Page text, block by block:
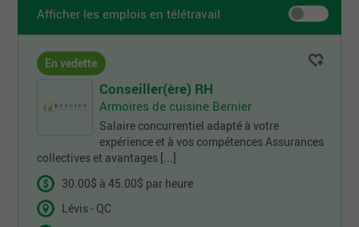
Afficher les emplois en télétravail
En vedette
Conseiller(ère) RH
Armoires de cuisine Bernier
Salaire concurrentiel adapté à votre
expérience et à vos compétences Assurances
collectives et avantages [...]
30.00$ à 45.00$ par heure
Lévis - QC